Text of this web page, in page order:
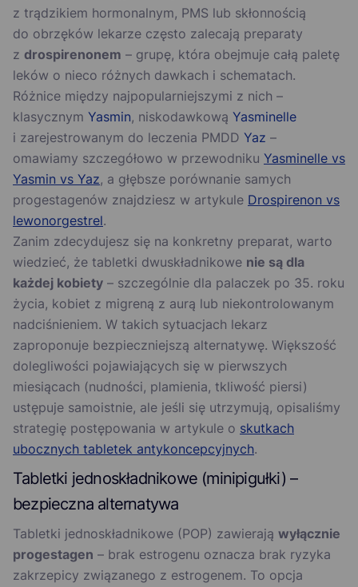
z trądzikiem hormonalnym, PMS lub skłonnością
do obrzęków lekarze często zalecają preparaty
z drospirenonem – grupę, która obejmuje całą paletę
leków o nieco różnych dawkach i schematach.
Różnice między najpopularniejszymi z nich –
klasycznym Yasmin, niskodawkową Yasminelle
i zarejestrowanym do leczenia PMDD Yaz –
omawiamy szczegółowo w przewodniku Yasminelle vs
Yasmin vs Yaz, a głębsze porównanie samych
progestagenów znajdziesz w artykule Drospirenon vs
lewonorgestrel.
Zanim zdecydujesz się na konkretny preparat, warto
wiedzieć, że tabletki dwuskładnikowe nie są dla
każdej kobiety – szczególnie dla palaczek po 35. roku
życia, kobiet z migreną z aurą lub niekontrolowanym
nadciśnieniem. W takich sytuacjach lekarz
zaproponuje bezpieczniejszą alternatywę. Większość
dolegliwości pojawiających się w pierwszych
miesiącach (nudności, plamienia, tkliwość piersi)
ustępuje samoistnie, ale jeśli się utrzymują, opisaliśmy
strategię postępowania w artykule o skutkach
ubocznych tabletek antykoncepcyjnych.
Tabletki jednoskładnikowe (minipigułki) –
bezpieczna alternatywa
Tabletki jednoskładnikowe (POP) zawierają wyłącznie
progestagen – brak estrogenu oznacza brak ryzyka
zakrzepicy związanego z estrogenem. To opcja